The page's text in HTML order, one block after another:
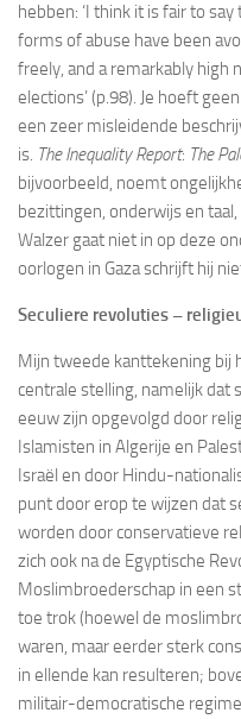
hebben: ‘I think it is fair to
forms of abuse have been
freely, and a remarkably high
elections’ (p.98). Je hoeft
een zeer misleidende
is. The Inequality Report: The
bijvoorbeeld, noemt
bezittingen, onderwijs en
Walzer gaat niet in op deze
oorlogen in Gaza schrijft hij
Seculiere revoluties –
Mijn tweede kanttekening bij
centrale stelling, namelijk dat
eeuw zijn opgevolgd door
Islamisten in Algerije en
Israël en door Hindu-
punt door erop te wijzen dat
worden door conservatieve
zich ook na de Egyptische
Moslimbroederschap in een
toe trok (hoewel de
waren, maar eerder sterk
in ellende kan resulteren;
militair-democratische